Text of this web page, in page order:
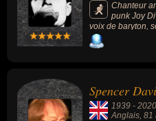
Chanteur
punk Joy
voix de baryton,
sombres, ses
tragique (suicide
Spencer
1939 - 2020
Anglais ,